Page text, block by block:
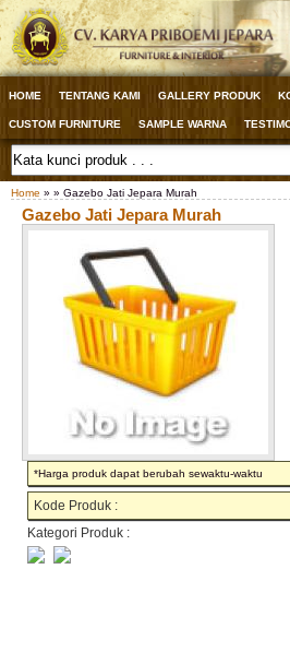
HOME TENTANG KAMI GALLERY PRODUK
CUSTOM FURNITURE SAMPLE WARNA
Home » » Gazebo Jati Jepara Murah
Gazebo Jati Jepara Murah
*Harga produk dapat berubah sewaktu-waktu
Kode Produk :
Kategori Produk :